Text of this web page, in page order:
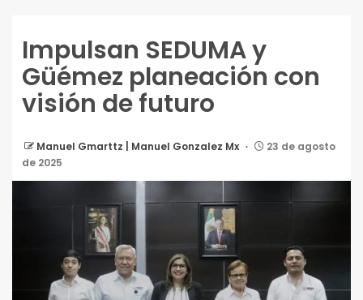
Impulsan SEDUMA y
Güémez planeación con
visión de futuro
Manuel Gmarttz | Manuel Gonzalez Mx
23 de agosto
de 2025